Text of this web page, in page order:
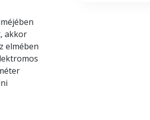
akkor
elmében